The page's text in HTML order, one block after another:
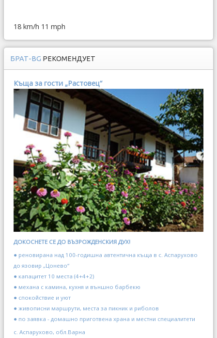
18 km/h 11 mph
БРАТ-BG РЕКОМЕНДУЕТ
Къща за гости „Растовец“
ДОКОСНЕТЕ СЕ ДО ВЪЗРОЖДЕНСКИЯ ДУХ!
● реновирана над 100-годишна автентична къща в с. Аспарухово
до язовир „Цонево“
● капацитет 10 места (4+4+2)
● механа с камина, кухня и външно барбекю
● спокойствие и уют
● живописни маршрути, места за пикник и риболов
● по заявка - домашно приготвена храна и местни специалитети
с. Аспарухово, обл.Варна